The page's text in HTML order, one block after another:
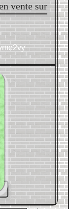
vente sur